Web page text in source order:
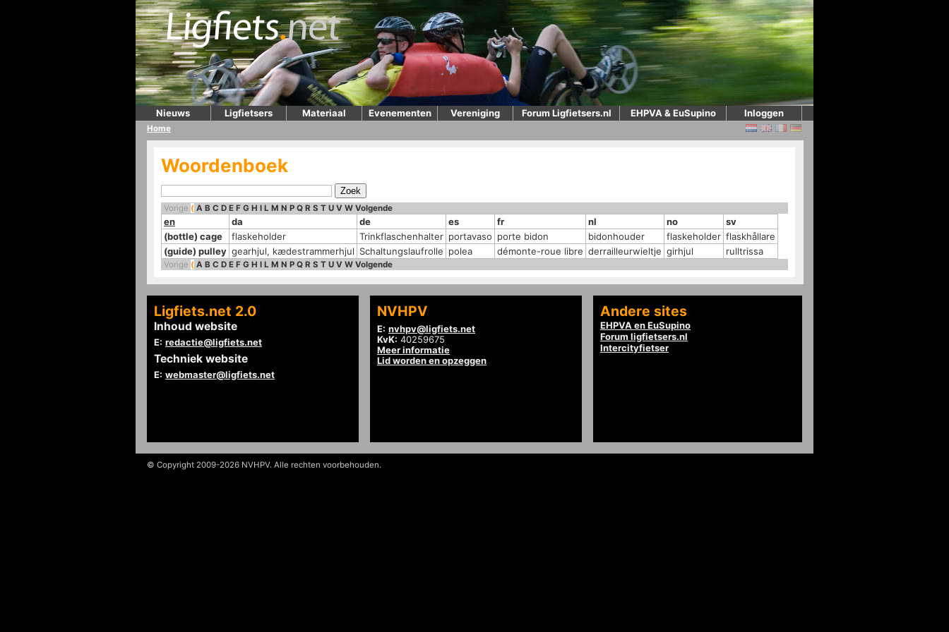
Nieuws Ligfietsers Materiaal Evenementen Vereniging Forum Ligfietsers.nl EHPVA & EuSupino Inloggen
Home
Woordenboek
Vorige ( A B C D E F G H I L M N P Q R S T U V W Volgende
en da de es fr nl no
sv
(bottle) cage
flaskeholder Trinkflaschenhalter portavaso porte bidon bidonhouder flaskeholder flaskhållare
(guide) pulley gearhjul, kædestrammerhjul Schaltungslaufrolle polea démonte-roue libre derrailleurwieltje girhjul rulltrissa
Vorige ( A B C D E F G H I L M N P Q R S T U V W Volgende
Ligfiets.net 2.0
Inhoud website
E: redactie@ligfiets.net
Techniek website
E: webmaster@ligfiets.net
NVHPV
E: nvhpv@ligfiets.net
KvK: 40259675
Meer informatie
Lid worden en opzeggen
Andere sites
EHPVA en EuSupino
Forum ligfietsers.nl
Intercityfietser
© Copyright 2009-2026 NVHPV. Alle rechten voorbehouden.